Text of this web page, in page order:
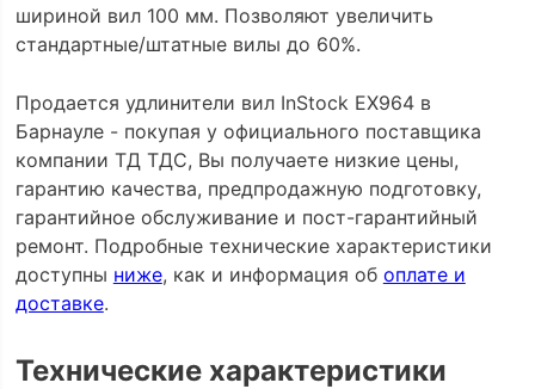
шириной вил 100 мм. Позволяют увеличить
стандартные/штатные вилы до 60%.
Продается удлинители вил InStock EX964 в
Барнауле - покупая у официального поставщика
компании ТД ТДС, Вы получаете низкие цены,
гарантию качества, предпродажную подготовку,
гарантийное обслуживание и пост-гарантийный
ремонт. Подробные технические характеристики
доступны ниже, как и информация об оплате и
доставке.
Технические характеристики